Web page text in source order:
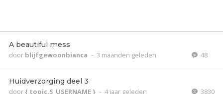
A beautiful mess
door blijfgewoonbianca - 3 maanden geleden 48
Huidverzorging deel 3
door{ topic.S_USERNAME } - 4 jaar geleden 3830